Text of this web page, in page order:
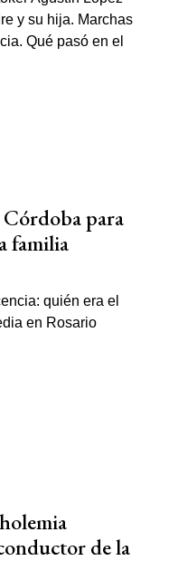
para
familia
de la